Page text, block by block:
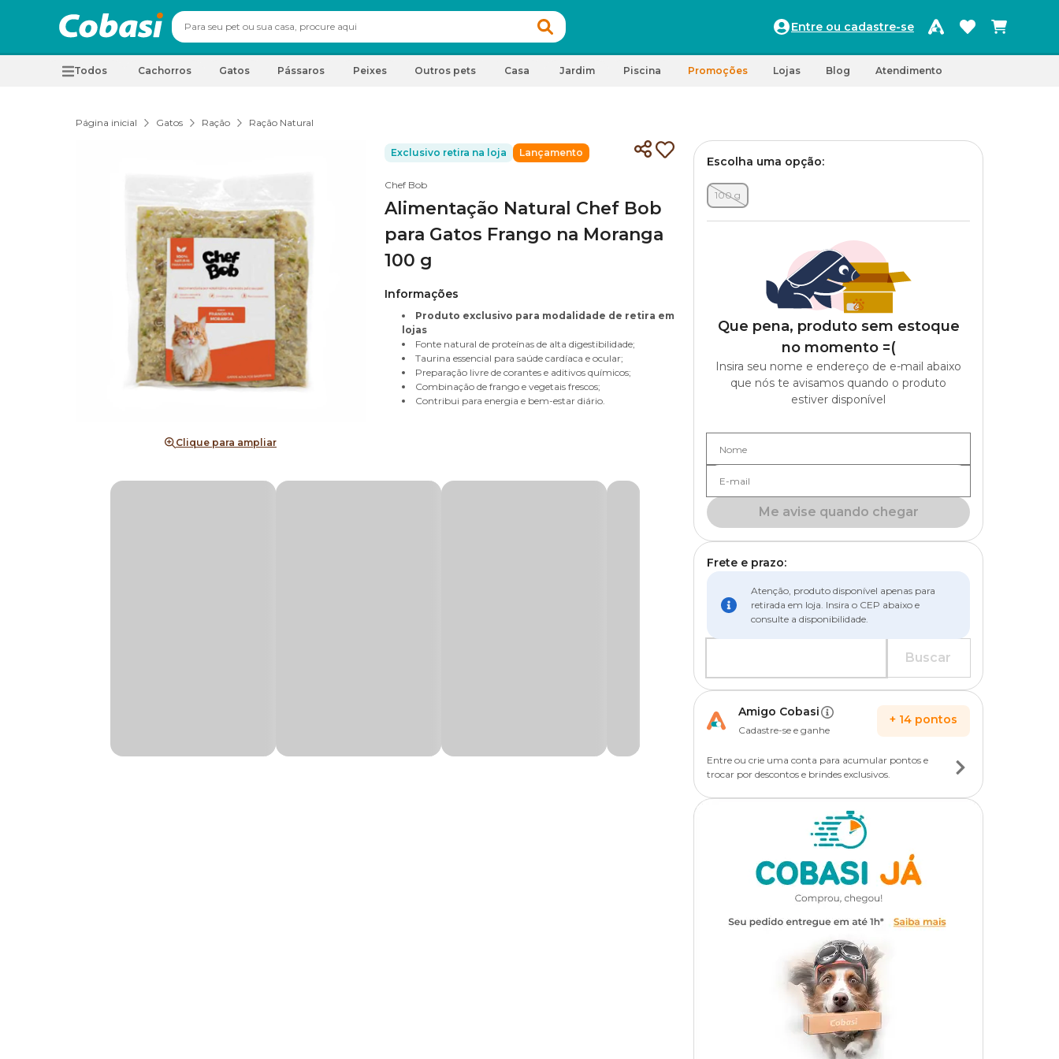
Entre ou cadastre-se
Todos Cachorros Gatos Pássaros Peixes Outros pets Casa Jardim Piscina Promoções Lojas Blog Atendimento
Página inicial Gatos Ração Ração Natural
Clique para ampliar
Exclusivo retira na loja Lançamento
Chef Bob
Alimentação Natural Chef Bob
para Gatos Frango na Moranga
100 g
Informações
Produto exclusivo para modalidade de retira em
lojas
Fonte natural de proteínas de alta digestibilidade;
Taurina essencial para saúde cardíaca e ocular;
Preparação livre de corantes e aditivos químicos;
Combinação de frango e vegetais frescos;
Contribui para energia e bem-estar diário.
Escolha uma opção:
100 g
Que pena, produto sem estoque
no momento =(
Insira seu nome e endereço de e-mail abaixo
que nós te avisamos quando o produto
estiver disponível
Nome
E-mail
Me avise quando chegar
Frete e prazo:
Atenção, produto disponível apenas para
retirada em loja. Insira o CEP abaixo e
consulte a disponibilidade.
Buscar
Amigo Cobasi
Cadastre-se e ganhe
+ 14 pontos
Entre ou crie uma conta para acumular pontos e
trocar por descontos e brindes exclusivos.